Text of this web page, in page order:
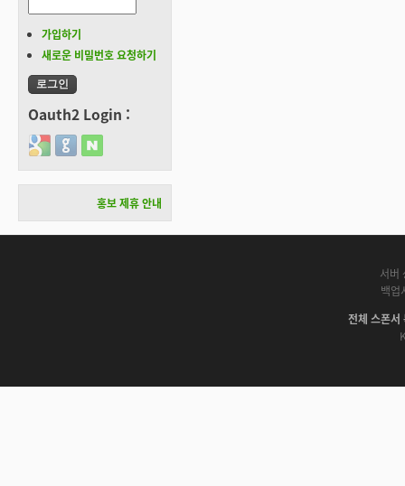
가입하기
새로운 비밀번호 요청하기
Oauth2 Login :
Login with Google
Login with GitHub
Login with Naver
홍보 제휴 안내
서버
백업
전체 스폰서